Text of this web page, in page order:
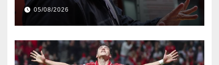
05/08/2026